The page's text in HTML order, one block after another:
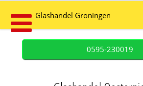
Glashandel Groningen
0595-230019